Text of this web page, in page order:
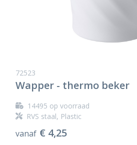
72523
Wapper - thermo beker
14495 op voorraad
RVS staal, Plastic
vanaf € 4,25